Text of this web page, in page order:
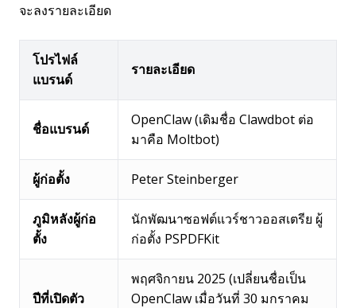
จะลงรายละเอียด
โปรไฟล์
แบรนด์
รายละเอียด
ชื่อแบรนด์
OpenClaw (เดิมชื่อ Clawdbot ต่อ
มาคือ Moltbot)
ผู้ก่อตั้ง Peter Steinberger
ภูมิหลังผู้ก่อ
ตั้ง
นักพัฒนาซอฟต์แวร์ชาวออสเตรีย ผู้
ก่อตั้ง PSPDFKit
ปีที่เปิดตัว
พฤศจิกายน 2025 (เปลี่ยนชื่อเป็น
OpenClaw เมื่อวันที่ 30 มกราคม